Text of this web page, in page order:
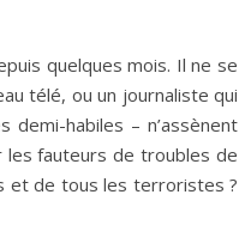
quelques mois. Il ne se
télé, ou un journaliste qui
demi-habiles – n’assènent
les fauteurs de troubles de
et de tous les terroristes ?